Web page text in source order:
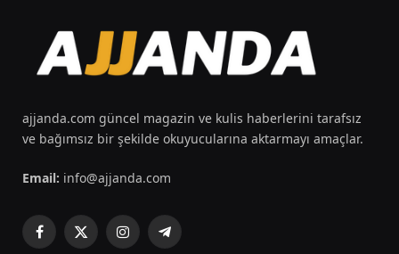
ajjanda.com güncel magazin ve kulis haberlerini tarafsız
ve bağımsız bir şekilde okuyucularına aktarmayı amaçlar.
Email: info@ajjanda.com
Facebook
X
InstagramTelegram